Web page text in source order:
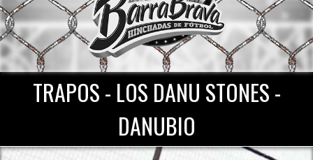
TRAPOS - LOS DANU STONES -
DANUBIO